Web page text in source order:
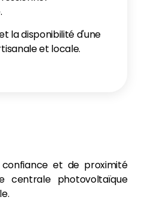
la disponibilité d'une
et locale.
et de proximité
centrale photovoltaïque